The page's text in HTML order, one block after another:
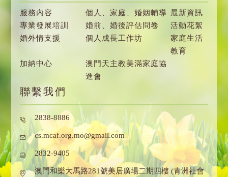
服務內容 個人、家庭、婚姻輔導 最新資訊
專業發展培訓
婚前、婚後評估問卷
活動花絮
婚外情支援
個人成長工作坊
家庭生活
教育
加納中心
澳門天主教美滿家庭協
進會
聯繫我們
2838-8886
cs.mcaf.org.mo@gmail.com
2832-9405
澳門和樂大馬路281號美居廣場二期四樓 (青洲社會